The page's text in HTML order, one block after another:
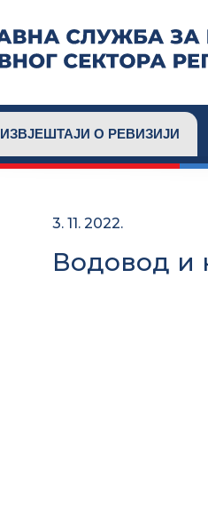
ИЗВЈЕШТАЈИ О РЕВИЗИЈИ
3. 11. 2022.
Водовод и